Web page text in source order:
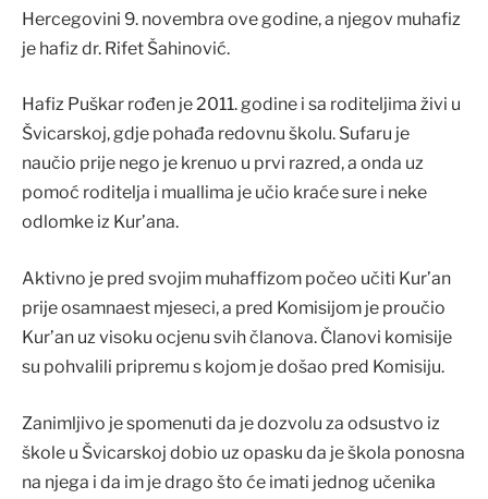
Hercegovini 9. novembra ove godine, a njegov muhafiz
je hafiz dr. Rifet Šahinović.
Hafiz Puškar rođen je 2011. godine i sa roditeljima živi u
Švicarskoj, gdje pohađa redovnu školu. Sufaru je
naučio prije nego je krenuo u prvi razred, a onda uz
pomoć roditelja i muallima je učio kraće sure i neke
odlomke iz Kur’ana.
Aktivno je pred svojim muhaffizom počeo učiti Kur’an
prije osamnaest mjeseci, a pred Komisijom je proučio
Kur’an uz visoku ocjenu svih članova. Članovi komisije
su pohvalili pripremu s kojom je došao pred Komisiju.
Zanimljivo je spomenuti da je dozvolu za odsustvo iz
škole u Švicarskoj dobio uz opasku da je škola ponosna
na njega i da im je drago što će imati jednog učenika